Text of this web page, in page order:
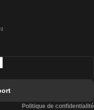
Madrid
Politique de confidentialité